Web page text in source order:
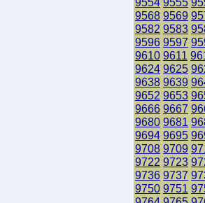
9568 9569
9582 9583
9596 9597
9610 9611
9624 9625
9638 9639
9652 9653
9666 9667
9680 9681
9694 9695
9708 9709
9722 9723
9736 9737
9750 9751